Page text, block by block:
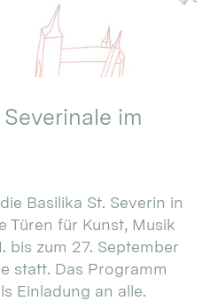
im
Basilika St. Severin in
Türen für Kunst, Musik
bis zum 27. September
statt. Das Programm
Einladung an alle.